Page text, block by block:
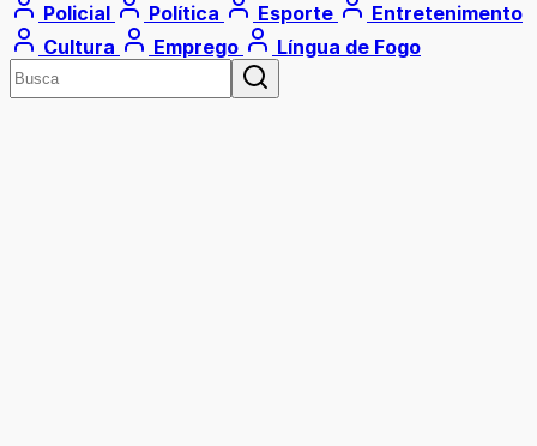
Policial
Política Esporte
Entretenimento
Cultura
Emprego Língua de Fogo